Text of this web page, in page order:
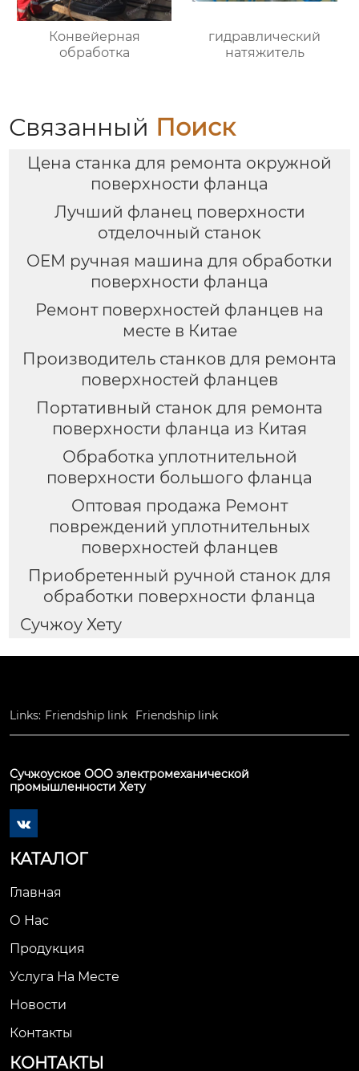
Конвейерная
обработка
гидравлический
натяжитель
Связанный Поиск
Цена станка для ремонта окружной
поверхности фланца
Лучший фланец поверхности
отделочный станок
OEM ручная машина для обработки
поверхности фланца
Ремонт поверхностей фланцев на
месте в Китае
Производитель станков для ремонта
поверхностей фланцев
Портативный станок для ремонта
поверхности фланца из Китая
Обработка уплотнительной
поверхности большого фланца
Оптовая продажа Ремонт
повреждений уплотнительных
поверхностей фланцев
Приобретенный ручной станок для
обработки поверхности фланца
Сучжоу Хету
Links: Friendship link Friendship link
Сучжоуское ООО электромеханической
промышленности Хету

КАТАЛОГ
Главная
О Нас
Продукция
Услуга На Месте
Новости
Контакты
КОНТАКТЫ